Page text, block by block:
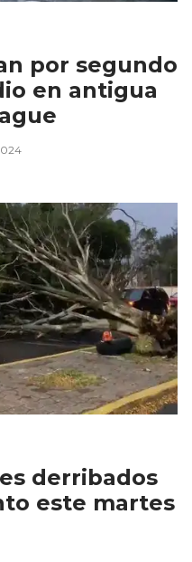
por segundo
en antigua
derribados
este martes